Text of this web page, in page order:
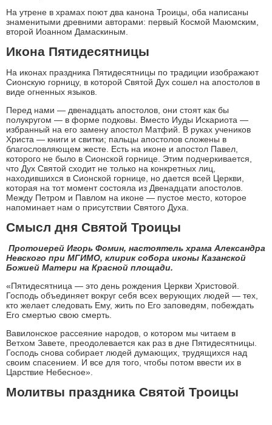
На утрене в храмах поют два канона Троицы, оба написаны
знаменитыми древними авторами: первый Космой Маюмским,
второй Иоанном Дамаскиным.
Икона Пятидесятницы
На иконах праздника Пятидесятницы по традиции изображают
Сионскую горницу, в которой Святой Дух сошел на апостолов в
виде огненных языков.
Перед нами — двенадцать апостолов, они стоят как бы
полукругом — в форме подковы. Вместо Иуды Искариота —
избранный на его замену апостол Матфий. В руках учеников
Христа — книги и свитки; пальцы апостолов сложены в
благословляющем жесте. Есть на иконе и апостол Павел,
которого не было в Сионской горнице. Этим подчеркивается,
что Дух Святой сходит не только на конкретных лиц,
находившихся в Сионской горнице, но дается всей Церкви,
которая на тот момент состояла из Двенадцати апостолов.
Между Петром и Павлом на иконе — пустое место, которое
напоминает нам о присутствии Святого Духа.
Смысл дня Святой Троицы
Протоиерей Игорь Фомин, настоятель храма Александра
Невского при МГИМО, клирик собора иконы Казанской
Божией Матери на Красной площади.
«Пятидесятница — это день рождения Церкви Христовой.
Господь объединяет вокруг себя всех верующих людей — тех,
кто желает следовать Ему, жить по Его заповедям, побеждать
Его смертью свою смерть.
Вавилонское рассеяние народов, о котором мы читаем в
Ветхом Завете, преодолевается как раз в дне Пятидесятницы.
Господь снова собирает людей думающих, трудящихся над
своим спасением. И все для того, чтобы потом ввести их в
Царствие Небесное».
Молитвы праздника Святой Троицы